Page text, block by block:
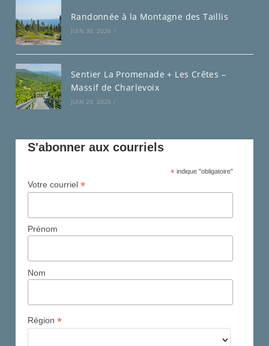
Randonnée à la Montagne des Taillis
JUIN 30, 2026 /
Sentier La Promenade + Les Crêtes –
Massif de Charlevoix
JUIN 29, 2026 /
S'abonner aux courriels
*indique "obligatoire"
Votre courriel*
Prénom
Nom
Région*